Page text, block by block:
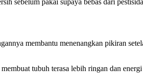
sebelum pakai supaya bebas dari
membantu menenangkan pikiran
tubuh terasa lebih ringan dan